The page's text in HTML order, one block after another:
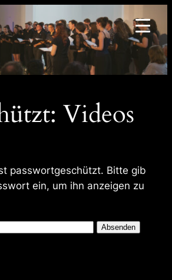
Videos
passwortgeschützt. Bitte gib
ein, um ihn anzeigen zu